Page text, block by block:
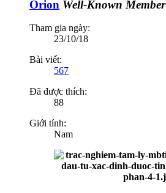
Orion Well-Known Member
Tham gia ngày:
23/10/18
Bài viết:
567
Đã được thích:
88
Giới tính:
Nam